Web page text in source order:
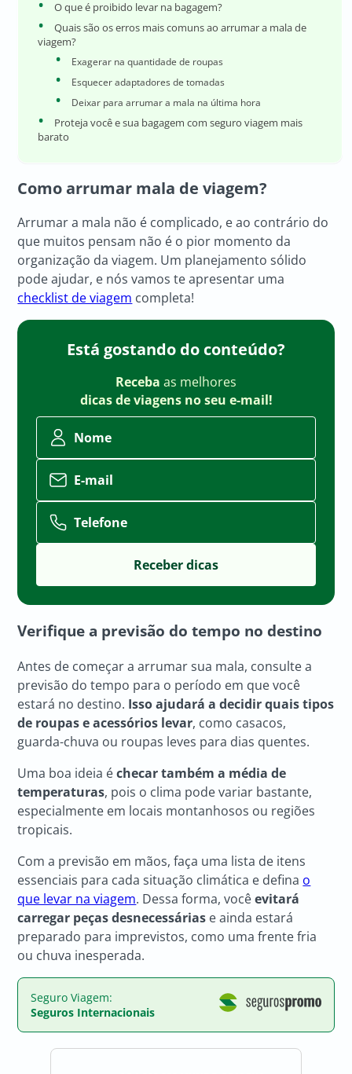
O que é proibido levar na bagagem?
Quais são os erros mais comuns ao arrumar a mala de
viagem?
Exagerar na quantidade de roupas
Esquecer adaptadores de tomadas
Deixar para arrumar a mala na última hora
Proteja você e sua bagagem com seguro viagem mais
barato
Como arrumar mala de viagem?
Arrumar a mala não é complicado, e ao contrário do
que muitos pensam não é o pior momento da
organização da viagem. Um planejamento sólido
pode ajudar, e nós vamos te apresentar uma
checklist de viagem completa!
Está gostando do conteúdo?
Receba as melhores
dicas de viagens no seu e-mail!
Nome
E-mail
Telefone
Verifique a previsão do tempo no destino
Antes de começar a arrumar sua mala, consulte a
previsão do tempo para o período em que você
estará no destino. Isso ajudará a decidir quais tipos
de roupas e acessórios levar, como casacos,
guarda-chuva ou roupas leves para dias quentes.
Uma boa ideia échecar também a média de
temperaturas, pois o clima pode variar bastante,
especialmente em locais montanhosos ou regiões
tropicais.
Com a previsão em mãos, faça uma lista de itens
essenciais para cada situação climática e defina o
que levar na viagem. Dessa forma, vocêevitará
carregar peças desnecessárias e ainda estará
preparado para imprevistos, como uma frente fria
ou chuva inesperada.
Seguro Viagem:
Seguros Internacionais